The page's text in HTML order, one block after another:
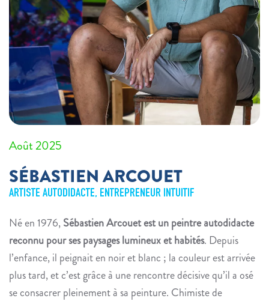
Août 2025
SÉBASTIEN ARCOUET
ARTISTE AUTODIDACTE, ENTREPRENEUR INTUITIF
Né en 1976,Sébastien Arcouet est un peintre autodidacte
reconnu pour ses paysages lumineux et habités. Depuis
l’enfance, il peignait en noir et blanc ; la couleur est arrivée
plus tard, et c’est grâce à une rencontre décisive qu’il a osé
se consacrer pleinement à sa peinture. Chimiste de